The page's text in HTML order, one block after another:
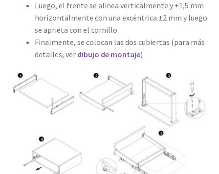
Luego, el frente se alinea verticalmente y ±1,5 mm
horizontalmente con una excéntrica ±2 mm y luego
se aprieta con el tornillo
Finalmente, se colocan las dos cubiertas (para más
detalles, ver dibujo de montaje)